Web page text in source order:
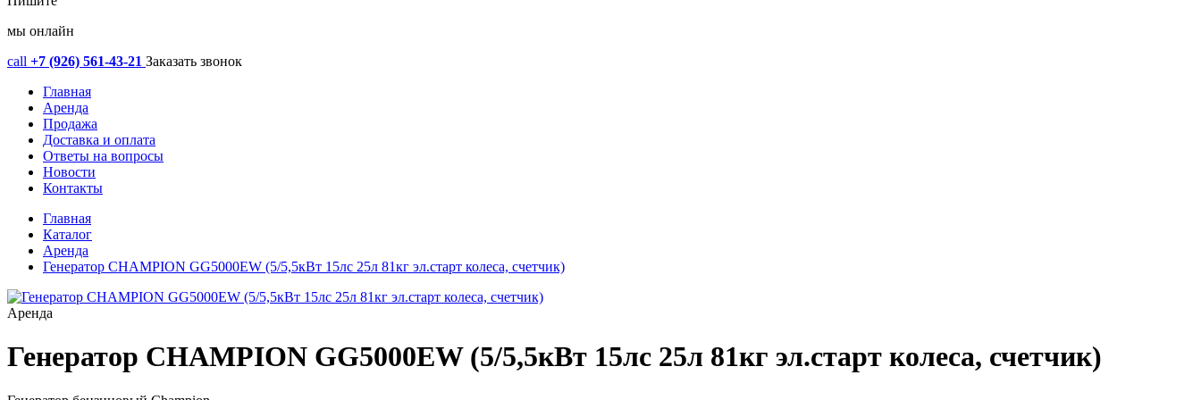
мы онлайн
call +7 (926) 561-43-21 Заказать звонок
Главная
Аренда
Продажа
Доставка и оплата
Ответы на вопросы
Новости
Контакты
Главная
Каталог
Аренда
Генератор CHAMPION GG5000EW (5/5,5кВт 15лс 25л 81кг эл.старт колеса, счетчик)
Аренда
Генератор CHAMPION GG5000EW (5/5,5кВт 15лс 25л 81кг эл.старт колеса, счетчик)